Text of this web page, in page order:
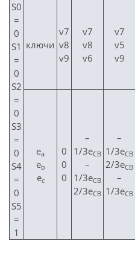
S0
=
0
S1
=
0
S2
=
0
S3
=
0
S4
=
0
S5
=
1
ключи
v7
v8
v9
v7
v8
v6
v7
v5
v9
еа
еb
еc
0
0
0
–
1/3eCB
–
1/3eCB
2/3eCB
–
1/3eCB
2/3eCB
–
1/3eCB